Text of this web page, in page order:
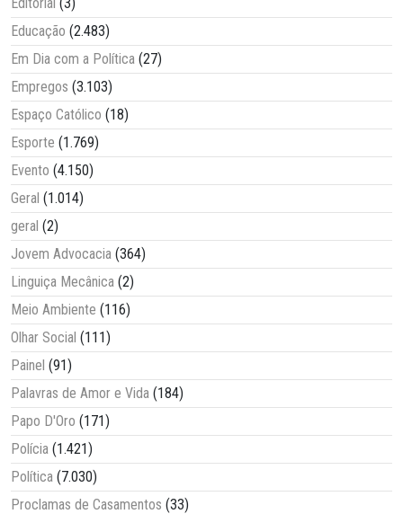
Editorial (3)
Educação (2.483)
Em Dia com a Política (27)
Empregos (3.103)
Espaço Católico (18)
Esporte (1.769)
Evento (4.150)
Geral (1.014)
geral (2)
Jovem Advocacia (364)
Linguiça Mecânica (2)
Meio Ambiente (116)
Olhar Social (111)
Painel (91)
Palavras de Amor e Vida (184)
Papo D'Oro (171)
Polícia (1.421)
Política (7.030)
Proclamas de Casamentos (33)